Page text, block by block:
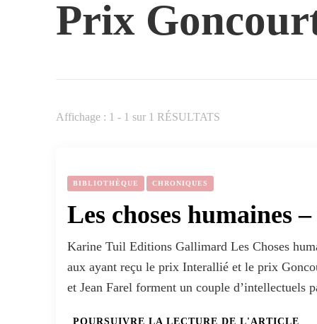
Prix
Affichage : 1 - 1 sur 1 RÉSULTATS
BIBLIOTHÈQUE CHRONIQUES
Les choses humaines –
Karine Tuil Editions Gallimard Les Choses
aux ayant reçu le prix Interallié et le prix
et Jean Farel forment un couple
POURSUIVRE LA LECTURE DE L'ARTICLE